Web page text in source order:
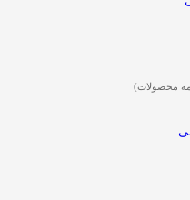
محصولات)